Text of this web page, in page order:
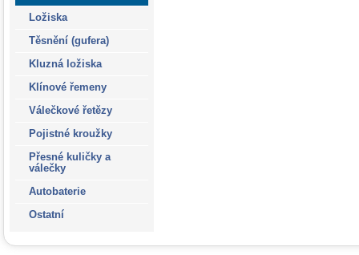
Ložiska
Těsnění (gufera)
Kluzná ložiska
Klínové řemeny
Válečkové řetězy
Pojistné kroužky
Přesné kuličky a
válečky
Autobaterie
Ostatní